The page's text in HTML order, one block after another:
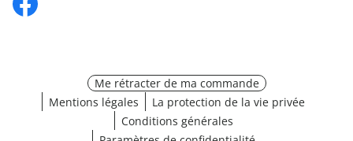
Me rétracter de ma commande
Mentions légales
La protection de la vie privée
Conditions générales